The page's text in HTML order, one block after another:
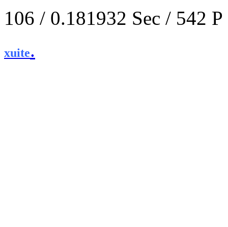
106 / 0.181932 Sec / 542
xuite.